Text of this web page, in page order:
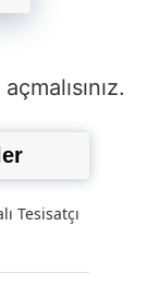
.
Tesisatçı